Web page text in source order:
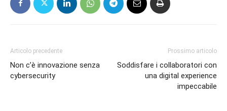
Articolo precedente
Non c’è innovazione senza
cybersecurity
Prossimo articolo
Soddisfare i collaboratori con
una digital experience
impeccabile